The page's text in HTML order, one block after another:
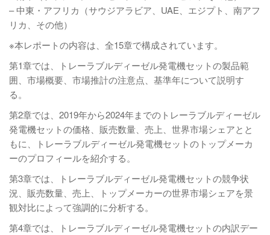
– 中東・アフリカ（サウジアラビア、UAE、エジプト、南アフ
リカ、その他）
※本レポートの内容は、全15章で構成されています。
第1章では、トレーラブルディーゼル発電機セットの製品範
囲、市場概要、市場推計の注意点、基準年について説明す
る。
第2章では、2019年から2024年までのトレーラブルディーゼル
発電機セットの価格、販売数量、売上、世界市場シェアとと
もに、トレーラブルディーゼル発電機セットのトップメーカ
ーのプロフィールを紹介する。
第3章では、トレーラブルディーゼル発電機セットの競争状
況、販売数量、売上、トップメーカーの世界市場シェアを景
観対比によって強調的に分析する。
第4章では、トレーラブルディーゼル発電機セットの内訳デー